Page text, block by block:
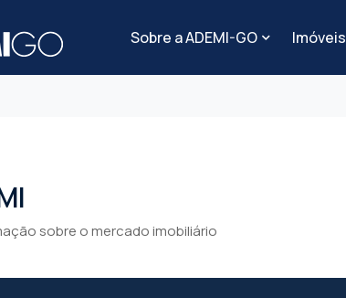
Sobre a ADEMI-GO Imóveis
sobre o mercado imobiliário